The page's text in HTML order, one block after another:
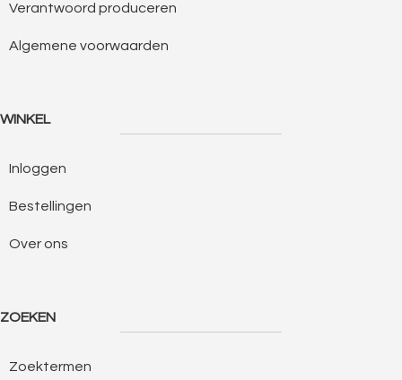
Verantwoord produceren
Algemene voorwaarden
WINKEL
Inloggen
Bestellingen
Over ons
ZOEKEN
Zoektermen